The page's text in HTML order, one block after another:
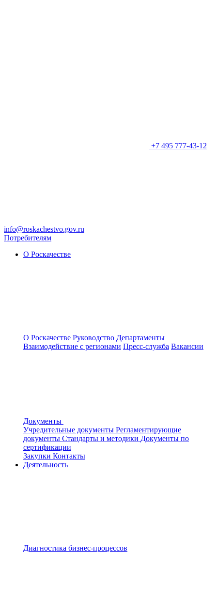
+7 495 777-43-12
info@roskachestvo.gov.ru
Потребителям
О Роскачестве
О Роскачестве Руководство Департаменты
Взаимодействие с регионами Пресс-служба Вакансии
Документы
Учредительные документы Регламентирующие
документы Стандарты и методики Документы по
сертификации
Закупки Контакты
Деятельность
Диагностика бизнес-процессов